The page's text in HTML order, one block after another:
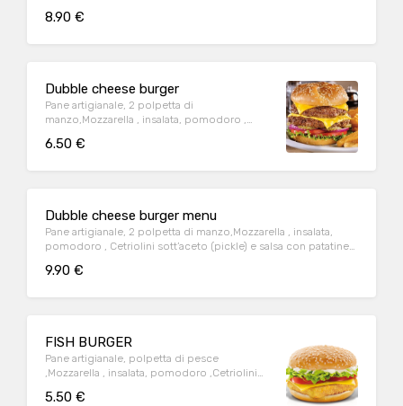
8.90 €
Dubble cheese burger
Pane artigianale, 2 polpetta di
manzo,Mozzarella , insalata, pomodoro ,
6.50 €
Dubble cheese burger menu
Pane artigianale, 2 polpetta di manzo,Mozzarella , insalata,
pomodoro , Cetriolini sott’aceto (pickle) e salsa con patatine
9.90 €
FISH BURGER
Pane artigianale, polpetta di pesce
,Mozzarella , insalata, pomodoro ,Cetriolini
5.50 €